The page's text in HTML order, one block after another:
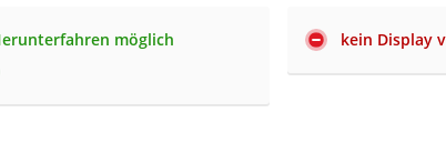
möglich
kein Display